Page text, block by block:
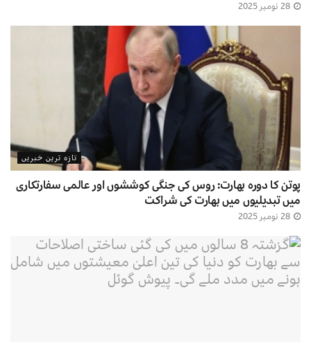
تازہ ترین خبریں
پوتن کا دورہ بھارت: روس کی جنگی کوششوں اور عالمی سفارتکاری
میں تبدیلیوں میں بھارت کی شراکت